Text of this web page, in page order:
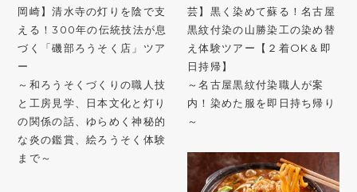
岡崎】清水寺の灯りを陰で支
える！300年の伝統技法が息
づく「磯部ろうそく店」ツア
ー
～和ろうそくづくりの職人技
と工房見学、日本文化と灯り
の関係の話、ゆらめく神秘的
な炎の鑑賞、絵ろうそく体験
まで～
芸】黒く染めて蘇る！名古屋
黒紋付染の山勝染工の染め替
え体験ツアー【２着OK＆即
日持帰】
～名古屋黒紋付染職人が案
内！染めた服を即日持ち帰り
～